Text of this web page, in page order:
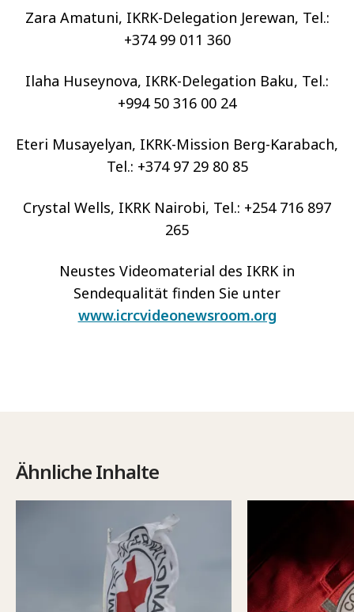
Zara Amatuni, IKRK-Delegation Jerewan, Tel.:
+374 99 011 360
Ilaha Huseynova, IKRK-Delegation Baku, Tel.:
+994 50 316 00 24
Eteri Musayelyan, IKRK-Mission Berg-Karabach,
Tel.: +374 97 29 80 85
Crystal Wells, IKRK Nairobi, Tel.: +254 716 897
265
Neustes Videomaterial des IKRK in
Sendequalität finden Sie unter
www.icrcvideonewsroom.org
Ähnliche Inhalte